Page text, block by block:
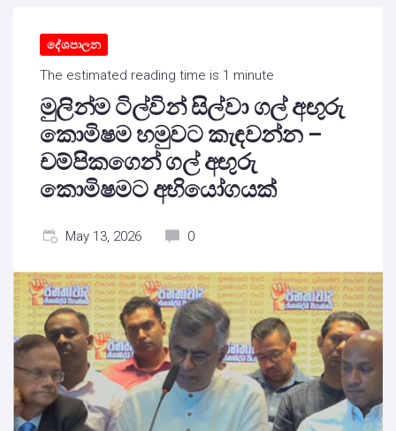
දේශපාලන
The estimated reading time is 1 minute
මුලින්ම ටිල්වින් සිල්වා ගල් අඟුරු
කොමිෂම හමුවට කැඳවන්න –
චම්පිකගෙන් ගල් අඟුරු
කොමිෂමට අභියෝගයක්
May 13, 2026 0